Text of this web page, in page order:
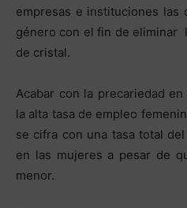
empresas e instituciones las
género con el fin de eliminar
de cristal.
Acabar con la precariedad
la alta tasa de empleo
se cifra con una tasa total del
en las mujeres a pesar de
menor.